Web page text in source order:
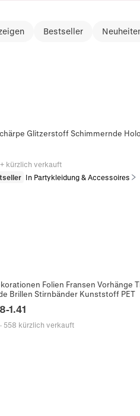
Bestseller
Glitzerstoff Schimmernde
kürzlich verkauft
In Partykleidung & Accessoires
Folien Fransen Vorhänge
Brillen Stirnbänder Kunststoff PET
-1.41
558 kürzlich verkauft